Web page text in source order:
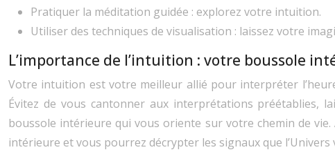
Pratiquer la méditation guidée : explorez votre intuition.
Utiliser des techniques de visualisation : laissez votre
L’importance de l’intuition : votre boussole
Votre intuition est votre meilleur allié pour interpréter
Évitez de vous cantonner aux interprétations préétablies,
boussole intérieure qui vous oriente sur votre chemin de
intérieure et vous pourrez décrypter les signaux que l’Univers